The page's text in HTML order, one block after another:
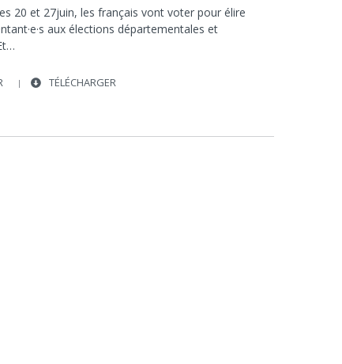
VOTE
20 et 27juin, les français vont voter pour élire
aux élections départementales et
TÉLÉCHARGER